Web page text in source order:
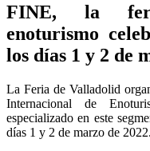
FINE, la
enoturismo
los días 1 y 2 de
La Feria de Valladolid
Internacional de
especializado en este
días 1 y 2 de marzo de 2022.